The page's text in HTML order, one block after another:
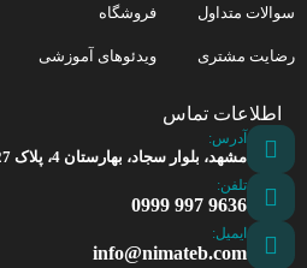
سوالات متداول
رضایت مشتری
فروشگاه
ویدئوهای آموزشی
اطلاعات تماس
آدرس:
مشهد، بلوار سجاد، بهارستان 4، پلاک 27، طبقه اول
تلفن:
9636 997 0999
ایمیل:
info@nimateb.com